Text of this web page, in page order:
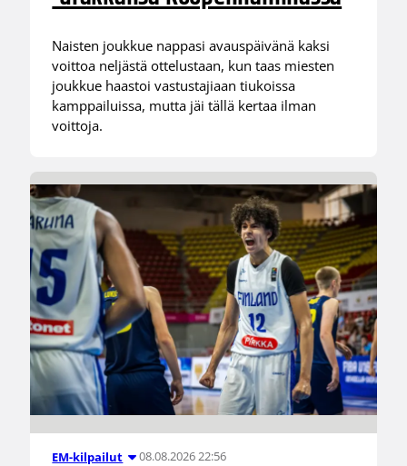
Naisten joukkue nappasi avauspäivänä kaksi
voittoa neljästä ottelustaan, kun taas miesten
joukkue haastoi vastustajiaan tiukoissa
kamppailuissa, mutta jäi tällä kertaa ilman
voittoja.
EM-kilpailut 08.08.2026 22:56